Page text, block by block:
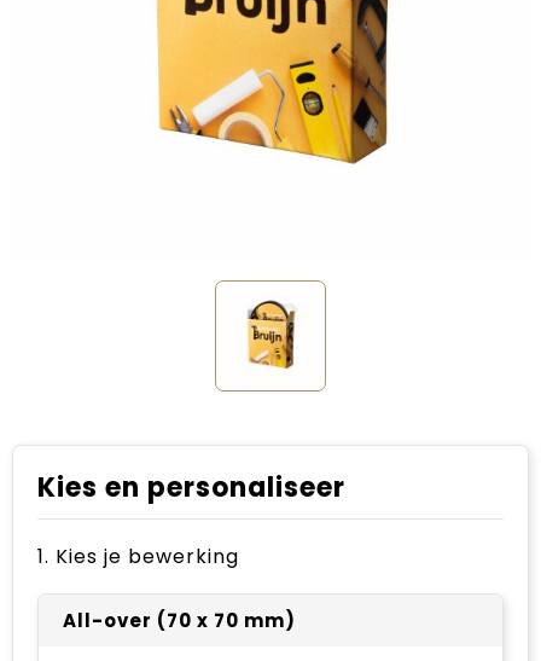
Voetbal, EK en WK
Voor de bouw
Kies en personaliseer
1. Kies je bewerking
All-over (70 x 70 mm)